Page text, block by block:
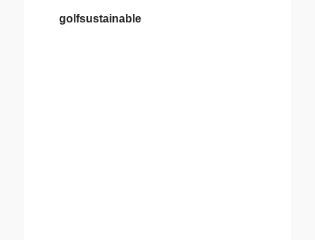
golfsustainable